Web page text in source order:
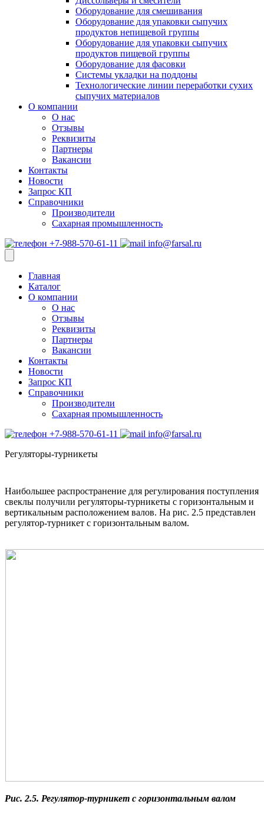
Оборудование для смешивания
Оборудование для упаковки сыпучих
продуктов непищевой группы
Оборудование для упаковки сыпучих
продуктов пищевой группы
Оборудование для фасовки
Системы укладки на поддоны
Технологические линии переработки сухих
сыпучих материалов
О компании
О нас
Отзывы
Реквизиты
Партнеры
Вакансии
Контакты
Новости
Запрос КП
Справочники
Производители
Сахарная промышленность
+7-988-570-61-11
info@farsal.ru
Главная
Каталог
О компании
О нас
Отзывы
Реквизиты
Партнеры
Вакансии
Контакты
Новости
Запрос КП
Справочники
Производители
Сахарная промышленность
+7-988-570-61-11
info@farsal.ru
Регуляторы-турникеты
Наибольшее распространение для регулирования поступления
свеклы получили регуляторы-турникеты с горизонтальным и
вертикальным расположением валов. На рис. 2.5 представлен
регулятор-турникет с горизонтальным валом.
Рис. 2.5. Регулятор-турникет с горизонтальным валом